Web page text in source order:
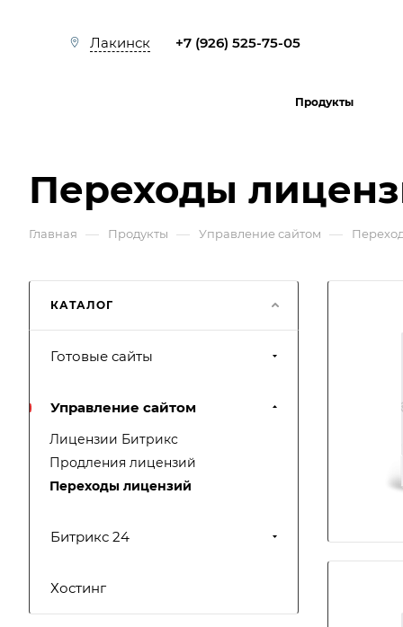
Лакинск +7 (926) 525-75-05
Продукты
Переходы
Главная — Продукты — Управление сайтом —
КАТАЛОГ
Готовые сайты
Управление сайтом
Лицензии Битрикс
Продления лицензий
Переходы лицензий
Битрикс 24
Хостинг